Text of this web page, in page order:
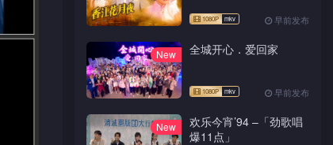
早前发布
New 全城开心．爱回家
早前发布
New
欢乐今宵’94 –「劲歌唱
爆11点」